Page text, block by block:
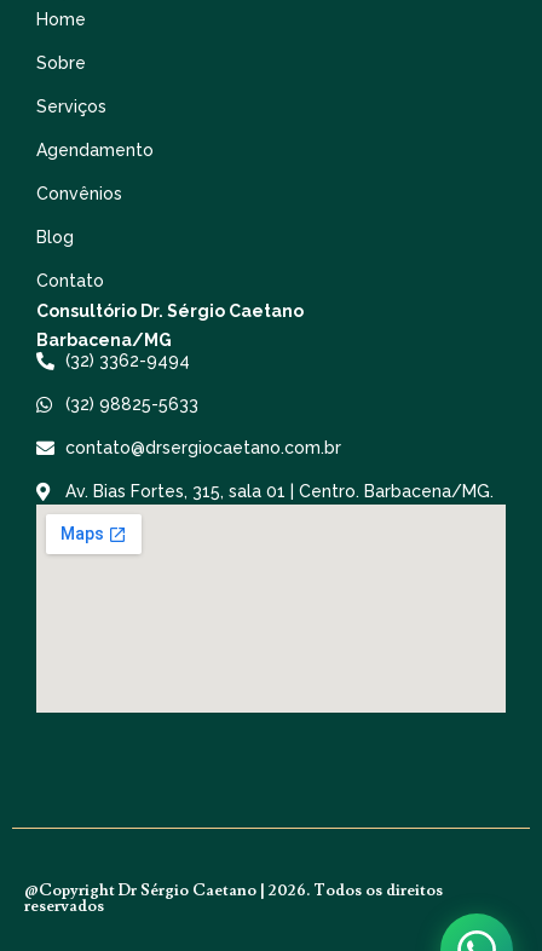
Home
Sobre
Serviços
Agendamento
Convênios
Blog
Contato
Consultório Dr. Sérgio Caetano
Barbacena/MG
(32) 3362-9494
(32) 98825-5633
contato@drsergiocaetano.com.br
Av. Bias Fortes, 315, sala 01 | Centro. Barbacena/MG.
@Copyright Dr Sérgio Caetano | 2026. Todos os direitos
reservados